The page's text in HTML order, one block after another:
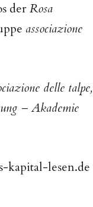
derRosa
associazione
delle talpe,
– Akademie
kapital-lesen.de